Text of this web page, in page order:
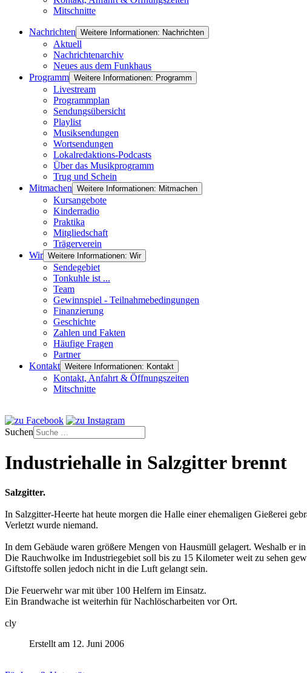
Mitschnitte
Nachrichten Weitere Informationen: Nachrichten
Aktuell
Nachrichtenarchiv
Neues aus dem Funkhaus
Programm Weitere Informationen: Programm
Livestream
Programmplan
Sendungsübersicht
Playlist
Musiksendungen
Wortsendungen
Lokalredaktions-Podcasts
Über das Musikprogramm
Trug und Schein
Mitmachen Weitere Informationen: Mitmachen
Kursangebote
Kinderradio
Praktika
Mitgliedschaft
Trägerverein
Wir Weitere Informationen: Wir
Sendegebiet
Tonkuhle ist ...
Team
Gewinnspiel - Teilnahmebedingungen
Finanzierung
Geschichte
Zahlen und Fakten
Häufige Fragen
Partner
Kontakt Weitere Informationen: Kontakt
Kontakt, Anfahrt & Öffnungszeiten
Mitschnitte
Suchen
Industriehalle in Salzgitter brennt
Salzgitter.
In Salzgitter-Heerte hat heute morgen die Halle einer ehemaligen Gießerei
Verletzt wurde niemand.
In dem Gebäude waren größere Mengen von Hausmüll gelagert. Weshalb er
Die Rauchwolke im Industriegebiet soll bis zu 15 Kilometer weit zu sehen
Giftstoffe sollen jedoch nicht in die Luft gelangt sein.
Die Feuerwehr war mit über 100 Helfern im Einsatz.
Ein Brandwache ist weiterhin für Nachlöscharbeiten vor Ort.
cly
Erstellt am 12. Juni 2006